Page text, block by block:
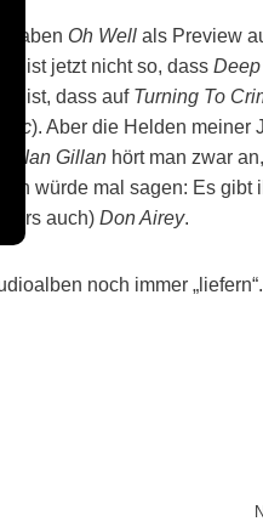
haben Oh Wellals Preview
ist jetzt nicht so, dass
ist, dass auf Turning To
). Aber die Helden meiner
Ian Gillanhört man zwar
würde mal sagen: Es gibt
auch) Don Airey.
noch immer „liefern“.